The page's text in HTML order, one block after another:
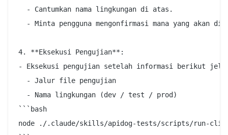
  - Cantumkan nama lingkungan di atas.
- Minta pengguna mengonfirmasi mana yang akan
4. **Eksekusi Pengujian**:
- Eksekusi pengujian setelah informasi berikut
  - Jalur file pengujian
  - Nama lingkungan (dev / test / prod)
```bash
node ./.claude/skills/apidog-tests/scripts/run-cli.js